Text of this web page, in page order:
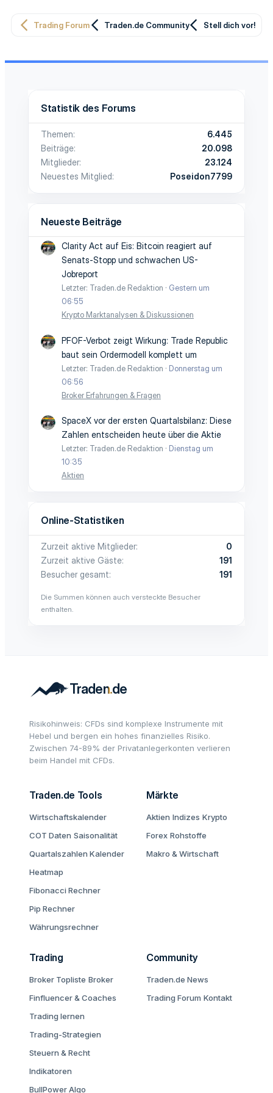
Trading Forum Traden.de Community Stell dich vor!
Statistik des Forums
Themen
6.445
Beiträge
20.098
Mitglieder
23.124
Neuestes Mitglied
Poseidon7799
Neueste Beiträge
Clarity Act auf Eis: Bitcoin reagiert auf
Senats-Stopp und schwachen US-
Jobreport
Letzter: Traden.de Redaktion
Gestern um
06:55
Krypto Marktanalysen & Diskussionen
PFOF-Verbot zeigt Wirkung: Trade Republic
baut sein Ordermodell komplett um
Letzter: Traden.de Redaktion
Donnerstag um
06:56
Broker Erfahrungen & Fragen
SpaceX vor der ersten Quartalsbilanz: Diese
Zahlen entscheiden heute über die Aktie
Letzter: Traden.de Redaktion
Dienstag um
10:35
Aktien
Online-Statistiken
Zurzeit aktive Mitglieder
0
Zurzeit aktive Gäste
191
Besucher gesamt
191
Die Summen können auch versteckte Besucher
enthalten.
Risikohinweis: CFDs sind komplexe Instrumente mit
Hebel und bergen ein hohes finanzielles Risiko.
Zwischen 74-89% der Privatanlegerkonten verlieren
beim Handel mit CFDs.
Traden.de Tools
Wirtschaftskalender
COT Daten Saisonalität
Quartalszahlen Kalender
Heatmap
Fibonacci Rechner
Pip Rechner
Währungsrechner
Märkte
Aktien Indizes Krypto
Forex Rohstoffe
Makro & Wirtschaft
Trading
Broker Topliste Broker
Finfluencer & Coaches
Trading lernen
Trading-Strategien
Steuern & Recht
Indikatoren
BullPower Algo
Community
Traden.de News
Trading Forum Kontakt